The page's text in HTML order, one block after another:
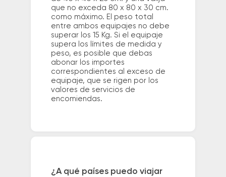
que no exceda 80 x 80 x 30 cm.
como máximo. El peso total
entre ambos equipajes no debe
superar los 15 Kg. Si el equipaje
supera los límites de medida y
peso, es posible que debas
abonar los importes
correspondientes al exceso de
equipaje, que se rigen por los
valores de servicios de
encomiendas.
¿A qué países puedo viajar